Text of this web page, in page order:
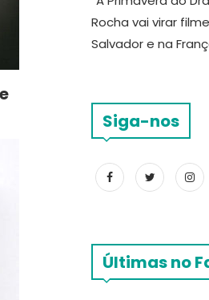
Rocha vai virar
Salvador e na
Siga-nos
Últimas no